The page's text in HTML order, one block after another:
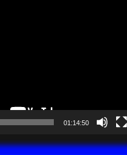
01:14:50